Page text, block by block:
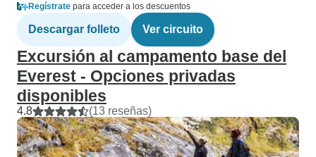
Regístrate para acceder a los descuentos
Descargar folleto Ver circuito
Excursión al campamento base del
Everest - Opciones privadas
disponibles
4.8 (13 reseñas)